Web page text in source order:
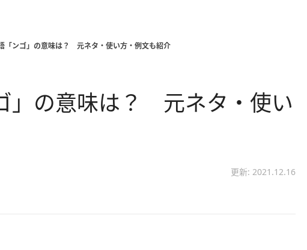
「ンゴ」の意味は？ 元ネタ・使い方・例文も紹介
」の意味は？ 元ネタ・使い
更新: 2021.12.16